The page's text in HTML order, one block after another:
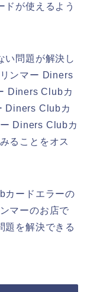
が使えるよう
い問題が解決し
ンマー Diners
Diners Clubカ
Diners Clubカ
Diners Clubカ
ることをオス
カードエラーの
マーのお店で
題を解決できる